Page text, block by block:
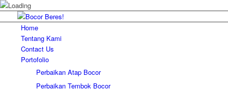
Home
Tentang Kami
Contact Us
Portofolio
Perbaikan Atap Bocor
Perbaikan Tembok Bocor